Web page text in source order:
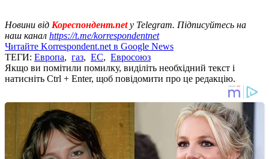
Новини від Кореспондент.netу Telegram. Підписуйтесь на
наш канал https://t.me/korrespondentnet
Читайте Korrespondent.net в Google News
ТЕГИ: Европа, газ, ЕС, Евросоюз
Якщо ви помітили помилку, виділіть необхідний текст і
натисніть Ctrl + Enter, щоб повідомити про це редакцію.